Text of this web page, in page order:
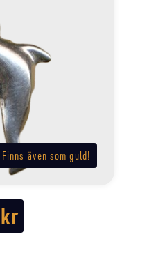
Finns även som guld!
kr